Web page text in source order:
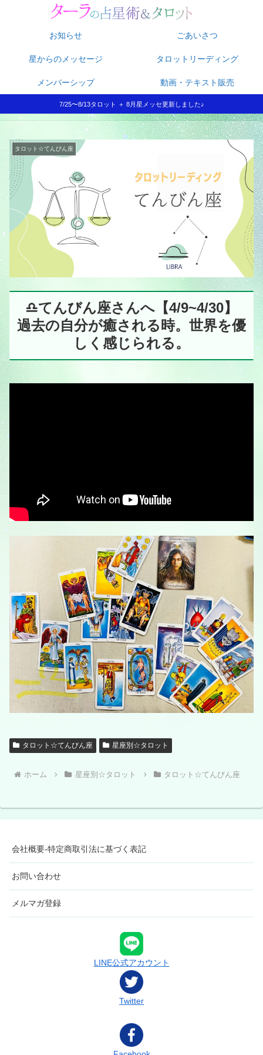
お知らせ ごあいさつ
星からのメッセージ タロットリーディング
メンバーシップ 動画・テキスト販売
7/25〜8/13タロット ＋ 8月星メッセ更新しました♪
タロット☆てんびん座
♎️てんびん座さんへ【4/9~4/30】
過去の自分が癒される時。世界を優
しく感じられる。
タロット☆てんびん座 星座別☆タロット
ホーム 星座別☆タロット タロット☆てんびん座
会社概要-特定商取引法に基づく表記
お問い合わせ
メルマガ登録
LINE公式アカウント
Twitter